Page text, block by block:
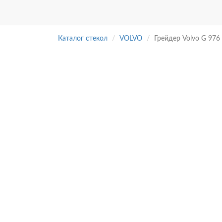
Каталог стекол VOLVO Грейдер Volvo G 976